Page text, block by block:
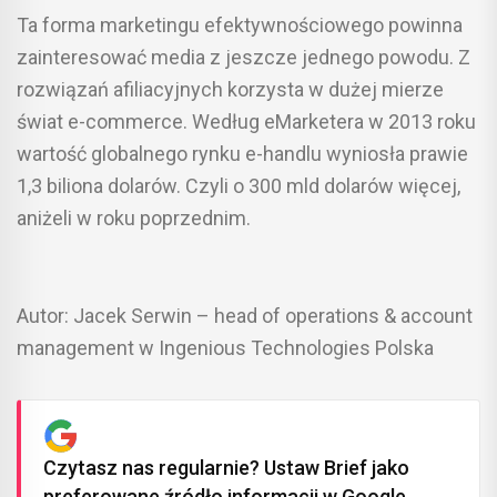
Ta forma marketingu efektywnościowego powinna
zainteresować media z jeszcze jednego powodu. Z
rozwiązań afiliacyjnych korzysta w dużej mierze
świat e-commerce. Według eMarketera w 2013 roku
wartość globalnego rynku e-handlu wyniosła prawie
1,3 biliona dolarów. Czyli o 300 mld dolarów więcej,
aniżeli w roku poprzednim.
Autor: Jacek Serwin – head of operations & account
management w Ingenious Technologies Polska
Czytasz nas regularnie? Ustaw Brief jako